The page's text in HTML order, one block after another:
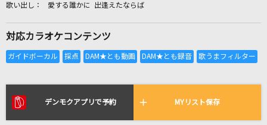
全国りれき
愛する誰かに 出逢えたならば
対応カラオケコンテンツ
デンモクアプリで予約 MYリスト保存